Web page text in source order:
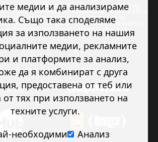
доброволчество в подкрепа на правата на
с финансова подкрепа в размер на 89 978.50 евро,
Лихтенщайн и Норвегия по линия на
на ЕИП. Основната цел на проекта е да укрепи и
доброволчество в подкрепа на правата на
медии и да анализираме
Също така споделяме
за използването на нашия
медии, рекламните
и платформите за анализ,
да я комбинират с друга
предоставена от теб или
тях при използването на
техните услуги.
необходими
Анализ